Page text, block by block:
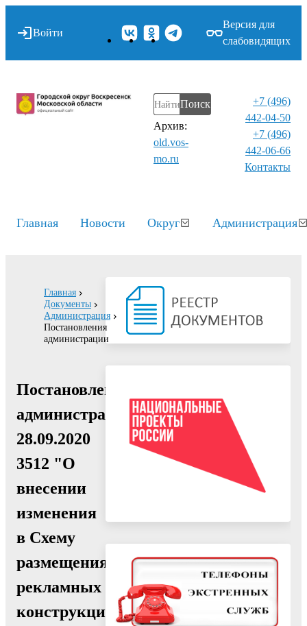
Войти
Версия для
слабовидящих
Поиск
Архив:
old.vos-
mo.ru
+7 (496)
442-04-50
+7 (496)
442-06-66
Контакты⁠
Главная Новости Округ Администрация
Главная
Документы
Администрация
Постановления
администрации
Постановление
администрации
28.09.2020
3512 "О
внесении
изменения
в Схему
размещения
рекламных
конструкций